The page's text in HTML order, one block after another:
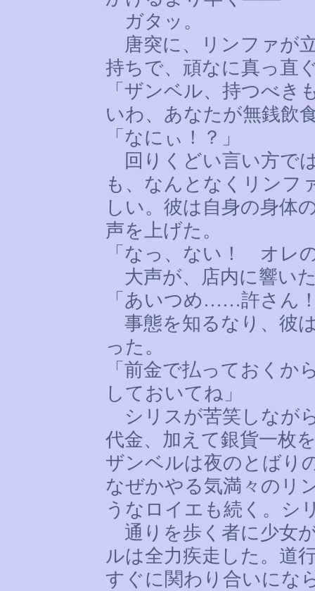
ガタッ。
唐突に、リンファが
持ちで、頑なに真っ直
「ザンベル、持つべき
いわ、あなたが無銭飲
「なにぃ！？」
回りくどい言い方で
も、なんとなくリンフ
しい。彼は自身の身体
声を上げた。
「なっ、ない！ オレ
大声が、店内に響い
「あいつめ ……許さん
事態を知るなり、彼
った。
「前金で払っておくか
しておいてね」
シリスが苦笑しなが
代金、加えて銀貨一枚
ザンベルは夜のとばり
なぜかやる気満々のリ
うなロイエも続く。シ
通りを歩く者に少女
ルは全力疾走した。道
すぐに関わり合いにな